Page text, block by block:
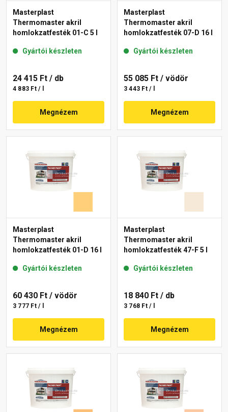
Masterplast
Thermomaster akril
homlokzatfesték 01-C 5 l
Gyártói készleten
24 415 Ft / db
4 883 Ft / l
Megnézem
Masterplast
Thermomaster akril
homlokzatfesték 07-D 16 l
Gyártói készleten
55 085 Ft / vödör
3 443 Ft / l
Megnézem
Masterplast
Thermomaster akril
homlokzatfesték 01-D 16 l
Gyártói készleten
60 430 Ft / vödör
3 777 Ft / l
Megnézem
Masterplast
Thermomaster akril
homlokzatfesték 47-F 5 l
Gyártói készleten
18 840 Ft / db
3 768 Ft / l
Megnézem